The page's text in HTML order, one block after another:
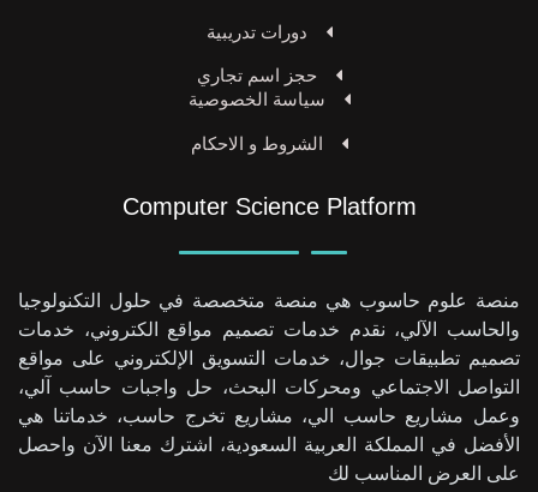
Computer Science Platform
منصة علوم حاسوب هي منصة متخصصة في حلول التكنولوجيا
والحاسب الآلي، نقدم خدمات تصميم مواقع الكتروني، خدمات
تصميم تطبيقات جوال، خدمات التسويق الإلكتروني على مواقع
التواصل الاجتماعي ومحركات البحث، حل واجبات حاسب آلي،
وعمل مشاريع حاسب الي، مشاريع تخرج حاسب، خدماتنا هي
الأفضل في المملكة العربية السعودية، اشترك معنا الآن واحصل
على العرض المناسب لك
دورات تدريبية
حجز اسم تجاري
سياسة الخصوصية
الشروط و الاحكام